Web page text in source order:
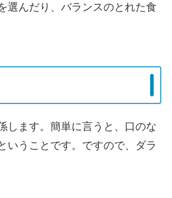
選んだり、バランスのとれた食
します。簡単に言うと、口のな
いうことです。ですので、ダラ